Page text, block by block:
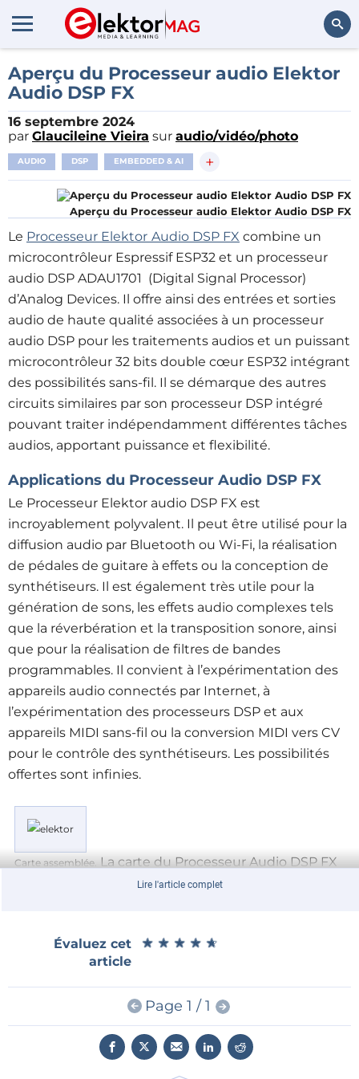
Rechercher
Aperçu du Processeur audio Elektor
Audio DSP FX
16 septembre 2024
par Glaucileine Vieira sur audio/vidéo/photo
AUDIO DSP EMBEDDED & AI +
Aperçu du Processeur audio Elektor Audio DSP FX
Le Processeur Elektor Audio DSP FX combine un
microcontrôleur Espressif ESP32 et un processeur
audio DSP ADAU1701 (Digital Signal Processor)
d’Analog Devices. Il offre ainsi des entrées et sorties
audio de haute qualité associées à un processeur
audio DSP pour les traitements audios et un puissant
microcontrôleur 32 bits double cœur ESP32 intégrant
des possibilités sans-fil. Il se démarque des autres
circuits similaires par son processeur DSP intégré
pouvant traiter indépendamment différentes tâches
audios, apportant puissance et flexibilité.
Applications du Processeur Audio DSP FX
Le Processeur Elektor audio DSP FX est
incroyablement polyvalent. Il peut être utilisé pour la
diffusion audio par Bluetooth ou Wi-Fi, la réalisation
de pédales de guitare à effets ou la conception de
synthétiseurs. Il est également très utile pour la
génération de sons, les effets audio complexes tels
que la réverbération et la transposition sonore, ainsi
que pour la réalisation de filtres de bandes
programmables. Il convient à l’expérimentation des
appareils audio connectés par Internet, à
l’expérimentation des processeurs DSP et aux
appareils MIDI sans-fil ou la conversion MIDI vers CV
pour le contrôle des synthétiseurs. Les possibilités
offertes sont infinies.
Carte assemblée.La carte du Processeur Audio DSP FX
soyez intéressé par l’utilisation des bibliothèques
associées ou par la création de nouvelles applications,
les nombreuses informations disponibles vous
aideront. Pour davantage de détails, consultez
page Elektor Labs de ce projetou rendez-vous sur
dépôt GitHub.
Lire l'article complet
Évaluez cet
article
★ ★ ★ ★ ★
★ ★ ★ ★ ★
Page 1 / 1